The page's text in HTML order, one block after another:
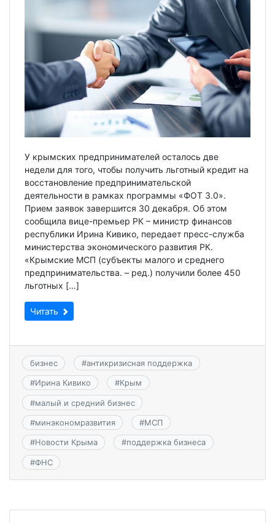
У крымских предпринимателей осталось две
недели для того, чтобы получить льготный кредит на
восстановление предпринимательской
деятельности в рамках программы «ФОТ 3.0».
Прием заявок завершится 30 декабря. Об этом
сообщила вице-премьер РК – министр финансов
республики Ирина Кивико, передает пресс-служба
министерства экономического развития РК.
«Крымские МСП (субъекты малого и среднего
предпринимательства. – ред.) получили более 450
льготных […]
Читать
бизнес #антикризисная поддержка
#Ирина Кивико #Крым
#малый и средний бизнес
#минэкономразвития #МСП
#Новости Крыма #поддержка бизнеса
#ФНС